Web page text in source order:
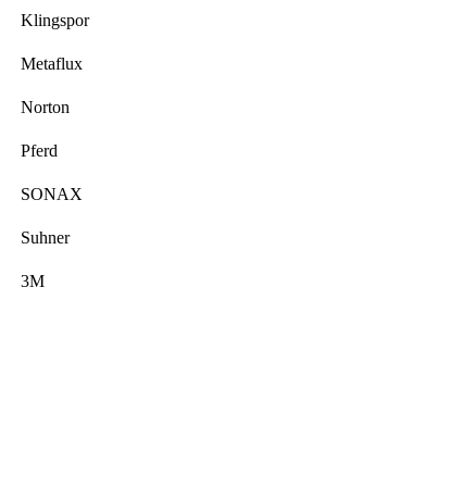
Klingspor
Metaflux
Norton
Pferd
SONAX
Suhner
3M